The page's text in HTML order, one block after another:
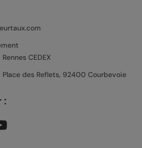
CEDEX
Place des Reflets, 92400 Courbevoie
: